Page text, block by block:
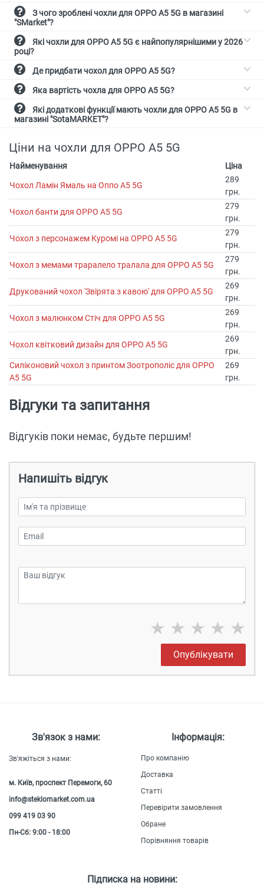
"SMarket"?
році?
Де придбати чохол для OPPO A5 5G?
Яка вартість чохла для OPPO A5 5G?
магазині "SotaMARKET"?
Ціни на чохли для OPPO A5 5G
Найменування Ціна
Чохол Ламін Ямаль на Оппо А5 5G
289
грн.
Чохол банти для OPPO A5 5G
279
грн.
Чохол з персонажем Куромі на OPPO A5 5G
279
грн.
Чохол з мемами траралело тралала для OPPO A5 5G
279
грн.
Друкований чохол 'Звірята з кавою' для OPPO A5 5G
269
грн.
Чохол з малюнком Стіч для OPPO A5 5G
269
грн.
Чохол квітковий дизайн для OPPO A5 5G
269
грн.
Силіконовий чохол з принтом Зоотрополіс для OPPO
A5 5G
269
грн.
Відгуки та запитання
Відгуків поки немає, будьте першим!
Напишіть відгук
★ ★ ★ ★ ★
Опублікувати
Зв'язок з нами:
Зв'яжіться з нами:
м. Київ, проспект Перемоги, 60
info@steklomarket.com.ua
099 419 03 90
Пн-Сб: 9:00 - 18:00
Інформація:
Про компанію
Доставка
Статті
Перевірити замовлення
Обране
Порівняння товарів
Підписка на новини: